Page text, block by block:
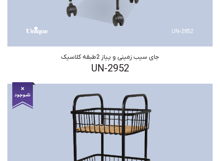
جای سیب زمینی و پیاز 2طبقه کلاسیک
UN-2952